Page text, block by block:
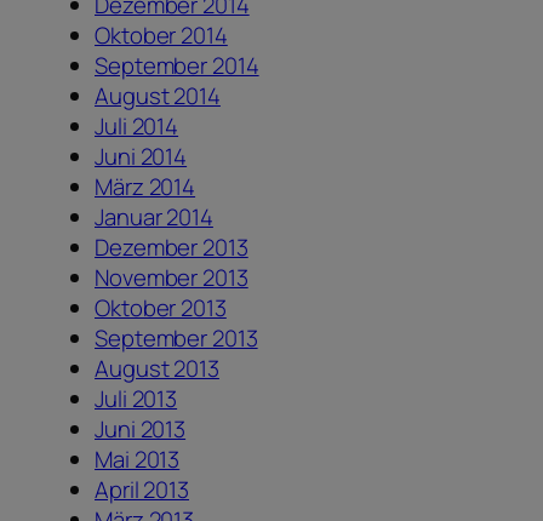
Oktober 2014
September 2014
August 2014
Juli 2014
Juni 2014
März 2014
Januar 2014
Dezember 2013
November 2013
Oktober 2013
September 2013
August 2013
Juli 2013
Juni 2013
Mai 2013
April 2013